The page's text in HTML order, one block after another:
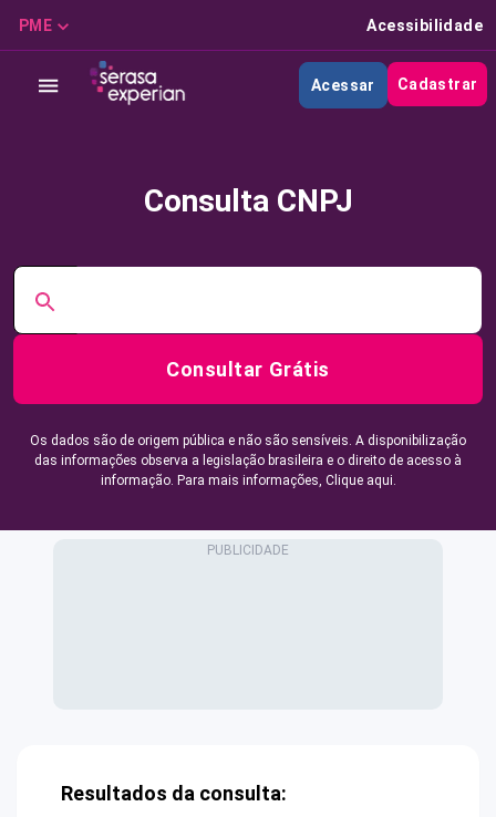
PME Acessibilidade
Acessar Cadastrar
Consulta CNPJ
Consultar Grátis
Os dados são de origem pública e não são sensíveis. A disponibilização
das informações observa a legislação brasileira e o direito de acesso à
informação. Para mais informações, Clique aqui.
Resultados da consulta: